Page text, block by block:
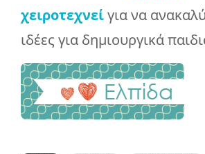
χειροτεχνείγια να
ιδέες για δημιουργικά